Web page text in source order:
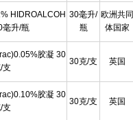
HIDROALCOH
毫升/瓶
30毫升/
瓶
欧洲共同
体国家
胶凝 30
支
30克/支 英国
胶凝 30
支
30克/支 英国